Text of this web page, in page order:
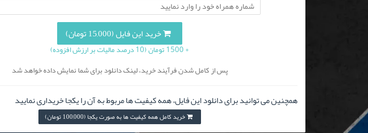
خرید این فایل (15,000 تومان)
+ 1500 تومان (10 درصد مالیات بر ارزش افزوده)
پس از کامل شدن فرآیند خرید، لینک دانلود برای شما نمایش داده خواهد شد
همچنین می توانید برای دانلود این فایل، همه کیفیت ها مربوط به آن را یکجا خریداری نمایید
خرید کامل همه کیفیت ها به صورت یکجا (100,000 تومان)